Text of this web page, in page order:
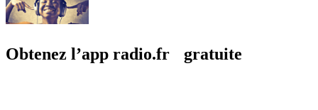
Obtenez l’app radio.fr gratuite